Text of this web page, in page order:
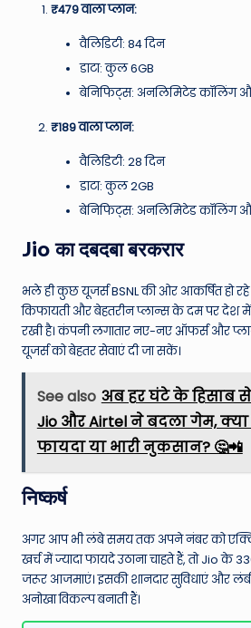
₹479 वाला प्लान:
वैलिडिटी: 84 दिन
डाटा: कुल 6GB
बेनिफिट्स: अनलिमिटेड कॉलिंग
₹189 वाला प्लान:
वैलिडिटी: 28 दिन
डाटा: कुल 2GB
बेनिफिट्स: अनलिमिटेड कॉलिंग
Jio का दबदबा बरकरार
भले ही कुछ यूजर्स BSNL की ओर आकर्षित हो
किफायती और बेहतरीन प्लान्स के दम पर देश में
रखी है। कंपनी लगातार नए-नए ऑफर्स और
यूजर्स को बेहतर सेवाएं दी जा सकें।
See also अब हर घंटे के हिसाब
Jio और Airtel ने बदला गेम, क्या
फायदा या भारी नुकसान? 🤔📲
निष्कर्ष
अगर आप भी लंबे समय तक अपने नंबर को
खर्च में ज्यादा फायदे उठाना चाहते हैं, तो Jio के
जरूर आजमाएं। इसकी शानदार सुविधाएं और
अनोखा विकल्प बनाती हैं।